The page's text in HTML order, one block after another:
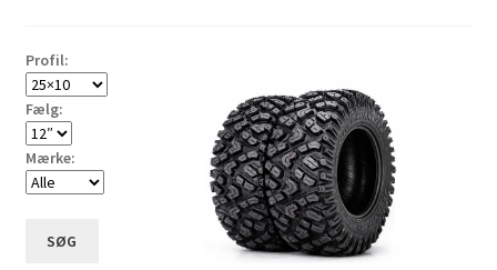
Profil:
Fælg:
Mærke:
SØG